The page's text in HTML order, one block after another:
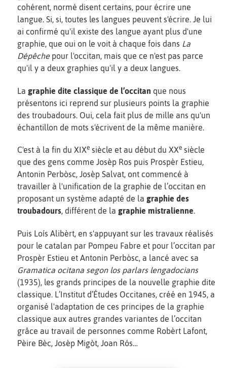
cohérent, normé disent certains, pour écrire une
langue. Si, si, toutes les langues peuvent s'écrire. Je lui
ai confirmé qu'il existe des langue ayant plus d'une
graphie, que oui on le voit à chaque fois dans La
Dépêchepour l'occitan, mais que ce n'est pas parce
qu'il y a deux graphies qu'il y a deux langues.
La graphie dite classique de l’occitan que nous
présentons ici reprend sur plusieurs points la graphie
des troubadours. Oui, cela fait plus de mille ans qu'un
échantillon de mots s'écrivent de la même manière.
C'est à la fin du XIXe siècle et au début du XXe siècle
que des gens comme Josèp Ros puis Prospèr Estieu,
Antonin Perbòsc, Josèp Salvat, ont commencé à
travailler à l'unification de la graphie de l’occitan en
proposant un système adapté de la graphie des
troubadours, différent de la graphie mistralienne.
Puis Loís Alibèrt, en s'appuyant sur les travaux réalisés
pour le catalan par Pompeu Fabre et pour l’occitan par
Prospèr Estieu et Antonin Perbòsc, a lancé avec sa
Gramatica ocitana segon los parlars lengadocians
(1935), les grands principes de la nouvelle graphie dite
classique. L’Institut d’Études Occitanes, créé en 1945, a
organisé l'adaptation de ces principes de la graphie
classique aux autres grandes variantes de l’occitan
grâce au travail de personnes comme Robèrt Lafont,
Pèire Bèc, Josèp Migòt, Joan Rós…